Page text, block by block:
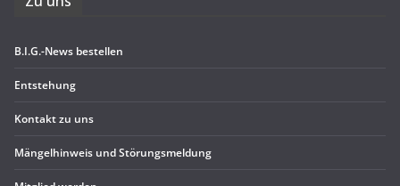
B.I.G.-News bestel­len
Ent­ste­hung
Kon­takt zu uns
Män­gel­hin­weis und Störungsmeldung